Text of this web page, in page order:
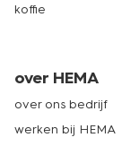
koffie
over HEMA
over ons bedrijf
werken bij HEMA